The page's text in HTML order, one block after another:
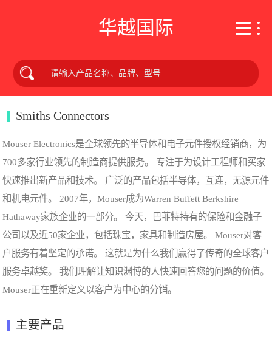
华越国际
Smiths Connectors
Mouser Electronics是全球领先的半导体和电子元件授权经销商，为
700多家行业领先的制造商提供服务。 专注于为设计工程师和买家
快速推出新产品和技术。 广泛的产品包括半导体，互连，无源元件
和机电元件。 2007年，Mouser成为Warren Buffett Berkshire
Hathaway家族企业的一部分。 今天，巴菲特持有的保险和金融子
公司以及近50家企业，包括珠宝，家具和制造房屋。 Mouser对客
户服务有着坚定的承诺。 这就是为什么我们赢得了传奇的全球客户
服务卓越奖。 我们理解让知识渊博的人快速回答您的问题的价值。
Mouser正在重新定义以客户为中心的分销。
主要产品